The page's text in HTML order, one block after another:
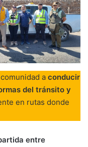
a conducir
del tránsito y
en rutas donde
entre